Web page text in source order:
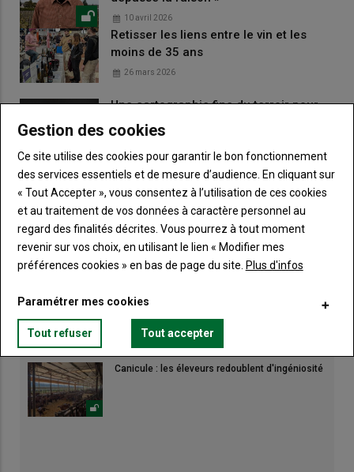
10 avril 2026
Retisser les liens entre le vin et les
moins de 35 ans
26 mars 2026
Une cartographie fine du terroir pour
guider les choix viticoles
Projet Recouvertt : favoriser la montée
en compétences des couverts
11 décembre 2025
LES PLUS LUS
Bouge ton Bled invite la culture à la campagne
Canicule : les éleveurs redoublent d'ingéniosité
Gestion des cookies
Ce site utilise des cookies pour garantir le bon fonctionnement
des services essentiels et de mesure d’audience. En cliquant sur
« Tout Accepter », vous consentez à l’utilisation de ces cookies
et au traitement de vos données à caractère personnel au
regard des finalités décrites. Vous pourrez à tout moment
revenir sur vos choix, en utilisant le lien « Modifier mes
préférences cookies » en bas de page du site. Plus d'infos
Paramétrer mes cookies
Tout refuser Tout accepter